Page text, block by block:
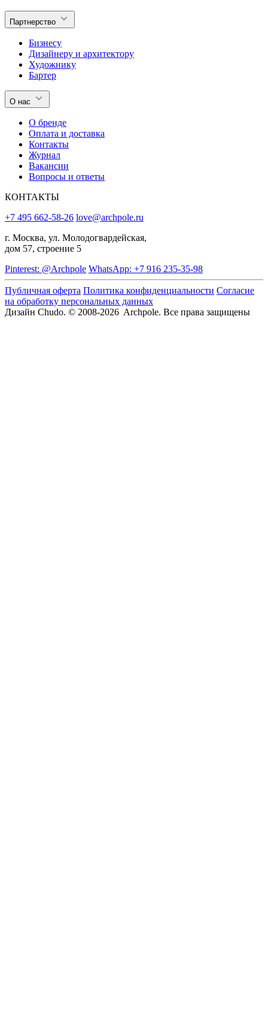
Партнерство
Бизнесу
Дизайнеру и архитектору
Художнику
Бартер
О нас
О бренде
Оплата и доставка
Контакты
Журнал
Вакансии
Вопросы и ответы
КОНТАКТЫ
+7 495 662-58-26 love@archpole.ru
г. Москва, ул. Молодогвардейская,
дом 57, строение 5
Pinterest: @Archpole WhatsApp: +7 916 235-35-98
Публичная оферта Политика конфиденциальности Согласие
на обработку персональных данных
Дизайн Chudo. © 2008-2026 Archpole. Все права защищены